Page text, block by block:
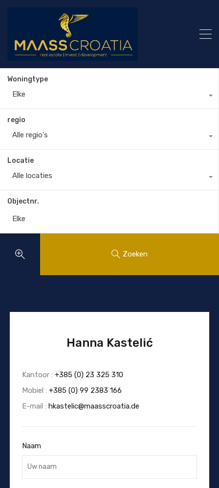
Woningtype
Elke
regio
Alle regio's
Locatie
Alle locaties
Objectnr.
Zoeken
Hanna Kastelić
Kantoor : +385 (0) 23 325 310
Mobiel : +385 (0) 99 2383 166
E-mail : hkastelic@maasscroatia.de
Naam